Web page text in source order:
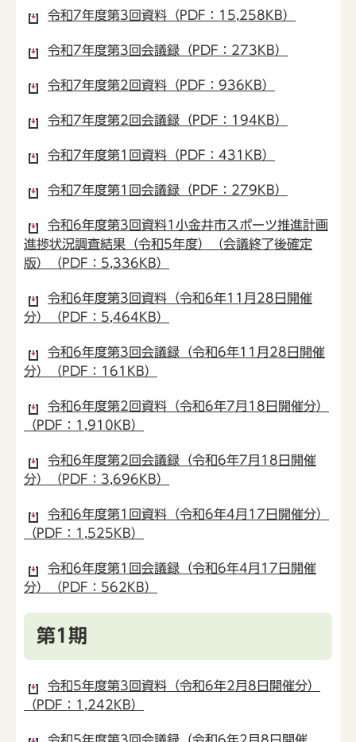
令和7年度第3回資料（PDF：15,258KB）
令和7年度第3回会議録（PDF：273KB）
令和7年度第2回資料（PDF：936KB）
令和7年度第2回会議録（PDF：194KB）
令和7年度第1回資料（PDF：431KB）
令和7年度第1回会議録（PDF：279KB）
令和6年度第3回資料1小金井市スポーツ推進計画
進捗状況調査結果（令和5年度）（会議終了後確定
版）（PDF：5,336KB）
令和6年度第3回資料（令和6年11月28日開催
分）（PDF：5,464KB）
令和6年度第3回会議録（令和6年11月28日開催
分）（PDF：161KB）
令和6年度第2回資料（令和6年7月18日開催分）
（PDF：1,910KB）
令和6年度第2回会議録（令和6年7月18日開催
分）（PDF：3,696KB）
令和6年度第1回資料（令和6年4月17日開催分）
（PDF：1,525KB）
令和6年度第1回会議録（令和6年4月17日開催
分）（PDF：562KB）
第1期
令和5年度第3回資料（令和6年2月8日開催分）
（PDF：1,242KB）
令和5年度第3回会議録（令和6年2月8日開催